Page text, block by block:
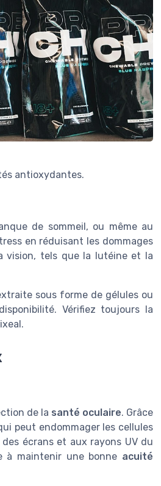
antioxydantes.
de sommeil, ou même au
en réduisant les dommages
vision, tels que la lutéine et la
sous forme de gélules ou
Vérifiez toujours la
de la santé oculaire. Grâce
peut endommager les cellules
écrans et aux rayons UV du
à maintenir une bonne acuité